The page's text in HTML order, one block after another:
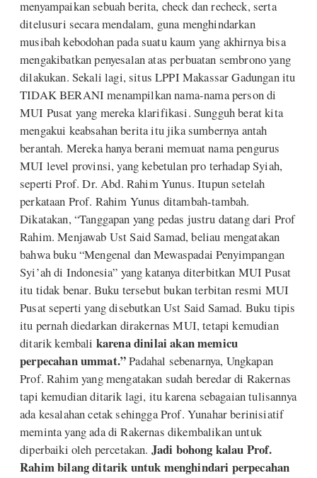
menyampaikan sebuah berita, check dan recheck, serta
ditelusuri secara mendalam, guna menghindarkan
musibah kebodohan pada suatu kaum yang akhirnya bisa
mengakibatkan penyesalan atas perbuatan sembrono yang
dilakukan. Sekali lagi, situs LPPI Makassar Gadungan itu
TIDAK BERANI menampilkan nama-nama person di
MUI Pusat yang mereka klarifikasi. Sungguh berat kita
mengakui keabsahan berita itu jika sumbernya antah
berantah. Mereka hanya berani memuat nama pengurus
MUI level provinsi, yang kebetulan pro terhadap Syiah,
seperti Prof. Dr. Abd. Rahim Yunus. Itupun setelah
perkataan Prof. Rahim Yunus ditambah-tambah.
Dikatakan, “Tanggapan yang pedas justru datang dari Prof
Rahim. Menjawab Ust Said Samad, beliau mengatakan
bahwa buku “Mengenal dan Mewaspadai Penyimpangan
Syi’ah di Indonesia” yang katanya diterbitkan MUI Pusat
itu tidak benar. Buku tersebut bukan terbitan resmi MUI
Pusat seperti yang disebutkan Ust Said Samad. Buku tipis
itu pernah diedarkan dirakernas MUI, tetapi kemudian
ditarik kembali karena dinilai akanmemicu
perpecahan ummat.”Padahal sebenarnya, Ungkapan
Prof. Rahim yang mengatakan sudah beredar di Rakernas
tapi kemudian ditarik lagi, itu karena sebagaian tulisannya
ada kesalahan cetak sehingga Prof. Yunahar berinisiatif
meminta yang ada di Rakernas dikembalikan untuk
diperbaiki oleh percetakan. Jadi bohong kalau Prof.
Rahim bilang ditarik untuk menghindari perpecahan